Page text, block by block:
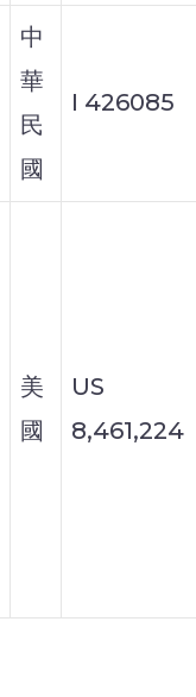
中
華
民
國
I 426085
美
國
US
8,461,224